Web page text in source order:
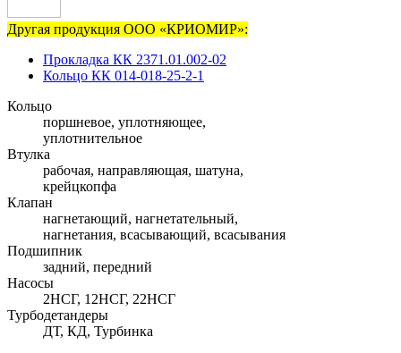
Другая продукция ООО «КРИОМИР»:
Прокладка КК 2371.01.002-02
Кольцо КК 014-018-25-2-1
Кольцо
поршневое, уплотняющее,
уплотнительное
Втулка
рабочая, направляющая, шатуна,
крейцкопфа
Клапан
нагнетающий, нагнетательный,
нагнетания, всасывающий, всасывания
Подшипник
задний, передний
Насосы
2НСГ, 12НСГ, 22НСГ
Турбодетандеры
ДТ, КД, Турбинка